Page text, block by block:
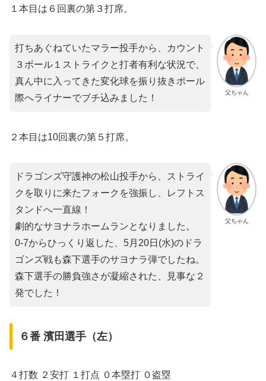
１本目は６回裏の第３打席。
父ちゃん
打ちあぐねていたマラー投手から、カウント
３ボール１ストライクと打者有利な状況で、
真ん中に入ってきた変化球を振り抜きポール
際へライナーでブチ込みました！
２本目は10回裏の第５打席。
父ちゃん
ドラゴンズ守護神の松山投手から、ストライ
クを取りに来たフォークを強振し、レフトス
タンドへ一直線！
劇的なサヨナラホームランとなりました。
0-7からひっくり返した、5月20日(水)のドラ
ゴンズ戦も森下選手のサヨナラ弾でしたね。
森下選手の勝負強さが凝縮された、見事な２
発でした！
６番 濱田選手（左）
４打数 ２安打 １打点 ０本塁打 ０盗塁